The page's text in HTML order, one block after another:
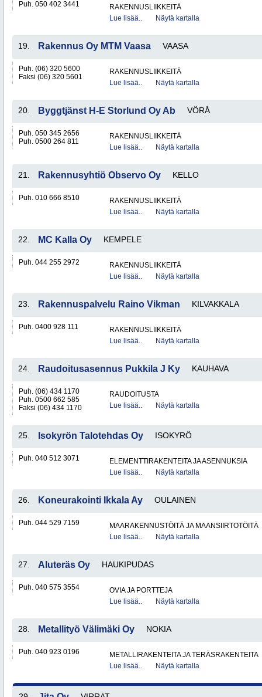
Puh. 050 402 3441
RAKENNUSLIIKKEITÄ
Lue lisää..
Näytä kartalla
19. Rakennus Oy MTM Vaasa VAASA
Puh. (06) 320 5600
Faksi (06) 320 5601
RAKENNUSLIIKKEITÄ
Lue lisää..
Näytä kartalla
20. Byggtjänst H-E Storlund Oy Ab VÖRÅ
Puh. 050 345 2656
Puh. 0500 264 811
RAKENNUSLIIKKEITÄ
Lue lisää..
Näytä kartalla
21. Rakennusyhtiö Observo Oy KELLO
Puh. 010 666 8510
RAKENNUSLIIKKEITÄ
Lue lisää..
Näytä kartalla
22. MC Kalla Oy KEMPELE
Puh. 044 255 2972
RAKENNUSLIIKKEITÄ
Lue lisää..
Näytä kartalla
23. Rakennuspalvelu Raino Vikman KILVAKKALA
Puh. 0400 928 111
RAKENNUSLIIKKEITÄ
Lue lisää..
Näytä kartalla
24. Raudoitusasennus Pukkila J Ky KAUHAVA
Puh. (06) 434 1170
Puh. 0500 662 585
Faksi (06) 434 1170
RAUDOITUSTA
Lue lisää..
Näytä kartalla
25. Isokyrön Talotehdas Oy ISOKYRÖ
Puh. 040 512 3071
ELEMENTTIRAKENTEITA JA ASENNUKSIA
Lue lisää..
Näytä kartalla
26. Koneurakointi Ikkala Ay OULAINEN
Puh. 044 529 7159
MAARAKENNUSTÖITÄ JA MAANSIIRTOTÖITÄ
Lue lisää..
Näytä kartalla
27. Aluteräs Oy HAUKIPUDAS
Puh. 040 575 3554
OVIA JA PORTTEJA
Lue lisää..
Näytä kartalla
28. Metallityö Välimäki Oy NOKIA
Puh. 040 923 0196
METALLIRAKENTEITA JA TERÄSRAKENTEITA
Lue lisää..
Näytä kartalla